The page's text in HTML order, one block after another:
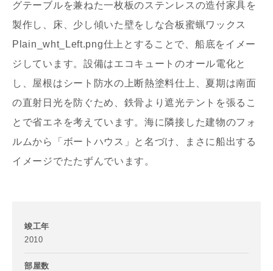
グテーブルを兼ねた一枚板のステンレスの造付家具を
製作し、床、少し傾いた壁をしな合板蜜蝋ワックス
Plain_wht_Left.png仕上とすることで、船底をイメー
ジしています。設備はエコキュートのオール電化と
し、屋根はシート防水の上断熱塗料仕上、夏期は南面
の直射日光を防ぐため、鉄骨より遮光テントを張るこ
とで省エネを考えています。海に隣接した建物のフォ
ルムから「ボートハウス」と名づけ、まさに船出する
イメージでたたずんでいます。
竣工年
2010
部屋数